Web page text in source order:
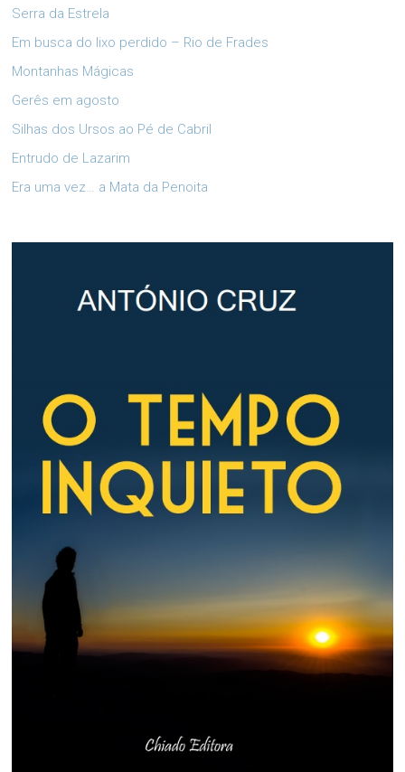
Serra da Estrela
Em busca do lixo perdido – Rio de Frades
Montanhas Mágicas
Gerês em agosto
Silhas dos Ursos ao Pé de Cabril
Entrudo de Lazarim
Era uma vez… a Mata da Penoita